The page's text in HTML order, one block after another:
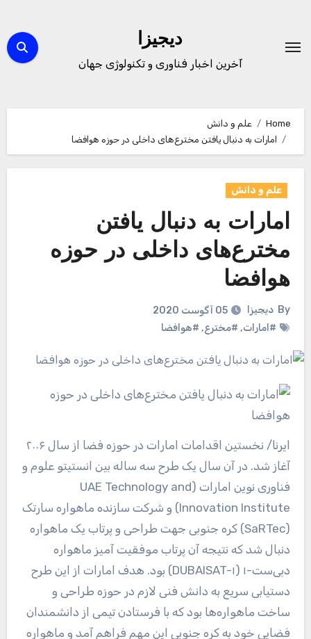
content
دیجیزا
آخرین اخبار فناوری و تکنولوژی جهان
Home
علم و دانش
امارات به دنبال یافتن مخترع‌های داخلی در حوزه هوافضا
علم و دانش
امارات به دنبال یافتن
مخترع‌های داخلی در حوزه
هوافضا
By دیجیزا
05 آگوست 2020
#امارات, #مخترع, #هوافضا
ایرنا
/ نخستین اقدامات امارات در حوزه فضا از سال ۲۰۰۶
آغاز شد. در آن سال یک طرح سه ساله بین انستیتو علوم و
فناوری نوین امارات (UAE Technology and
Innovation Institute) و شرکت سازنده ماهواره سارتک
(SaRTec) کره جنوبی جهت طراحی و پرتاب یک ماهواره
دنبال شد که نتیجه آن پرتاب موفقیت آمیز ماهواره
دبی‌ست-۱ (DUBAISAT-۱) بود. هدف امارات از این طرح
دستیابی سریع به دانش فنی لازم در حوزه طراحی و
ساخت ماهواره‌ها بود که با فرستادن تیمی از دانشمندان
فضایی خود به کره جنوبی این مهم فراهم آمد و ماهواره